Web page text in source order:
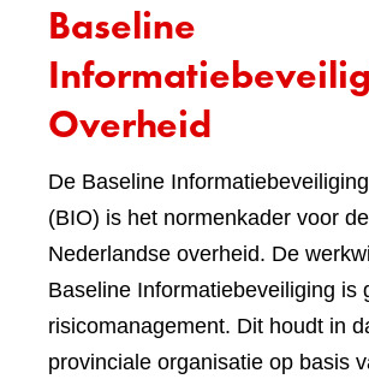
Baseline
Overheid
De Baseline
(BIO) is het normenkader voor
Nederlandse overheid. De
Baseline Informatiebeveiliging is
risicomanagement. Dit houdt in
provinciale organisatie op basis